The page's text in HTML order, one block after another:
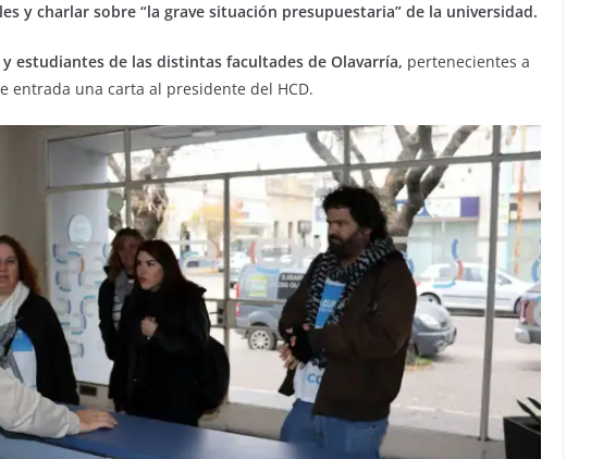
y charlar sobre “la grave situación presupuestaria” de la universidad.
estudiantes de las distintas facultades de Olavarría, pertenecientes a
entrada una carta al presidente del HCD.